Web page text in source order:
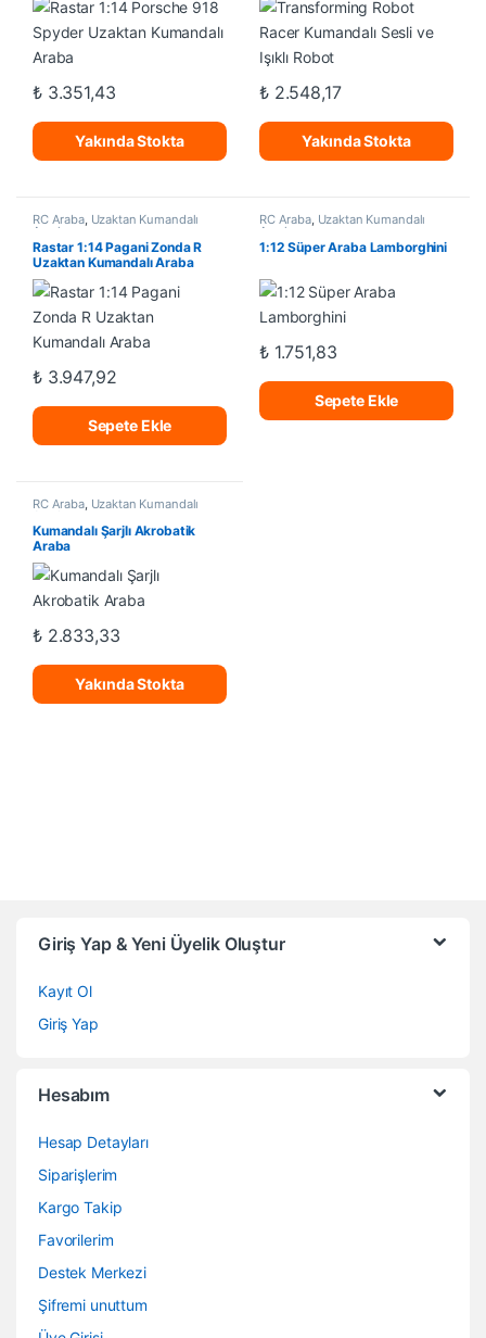
₺3.351,43
Yakında Stokta
₺2.548,17
Yakında Stokta
RC Araba, Uzaktan Kumandalı
Araçlar
Rastar 1:14 Pagani Zonda R
Uzaktan Kumandalı Araba
₺3.947,92
Sepete Ekle
RC Araba, Uzaktan Kumandalı
Araçlar
1:12 Süper Araba Lamborghini
₺1.751,83
Sepete Ekle
RC Araba, Uzaktan Kumandalı
Kumandalı Şarjlı Akrobatik
Araba
₺2.833,33
Yakında Stokta
Giriş Yap & Yeni Üyelik Oluştur
Kayıt Ol
Giriş Yap
Hesabım
Hesap Detayları
Siparişlerim
Kargo Takip
Favorilerim
Destek Merkezi
Şifremi unuttum